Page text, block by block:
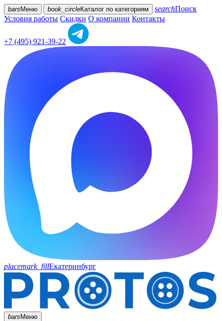
bars Меню book_circleКаталог по категориям searchПоиск
Условия работы Скидки О компании Контакты
+7 (495) 921-39-22
placemark_fillЕкатеринбург
barsМеню